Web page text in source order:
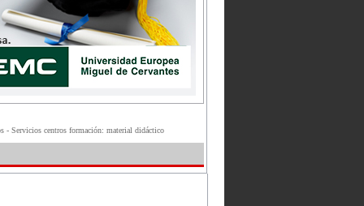
- Servicios centros formación: material didáctico